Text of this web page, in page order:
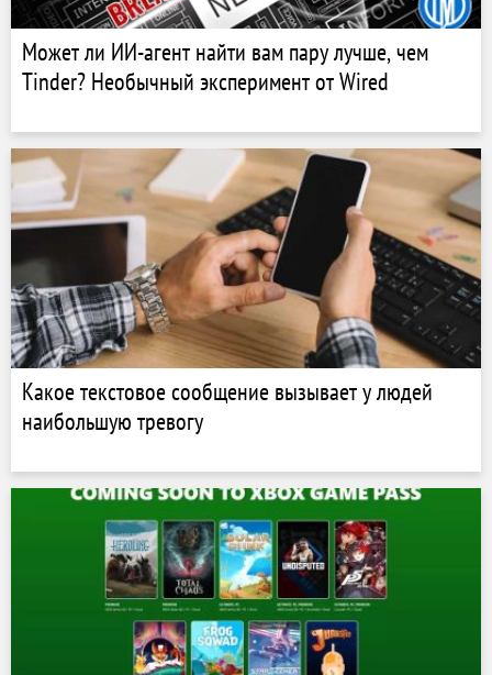
Может ли ИИ-агент найти вам пару лучше, чем
Tinder? Необычный эксперимент от Wired
Какое текстовое сообщение вызывает у людей
наибольшую тревогу